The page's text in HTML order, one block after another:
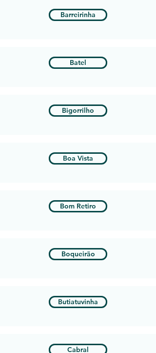
Barreirinha
Batel
Bigorrilho
Boa Vista
Bom Retiro
Boqueirão
Butiatuvinha
Cabral